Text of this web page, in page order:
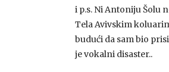
i p.s. Ni Antoniju Šolu
Tela Avivskim
budući da sam bio
je vokalni disaster..